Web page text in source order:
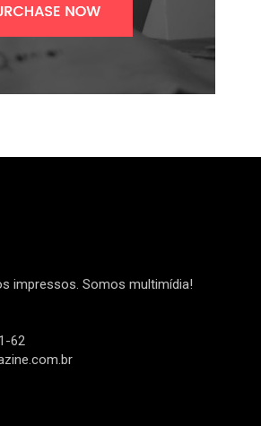
impressos. Somos multimídia!
62